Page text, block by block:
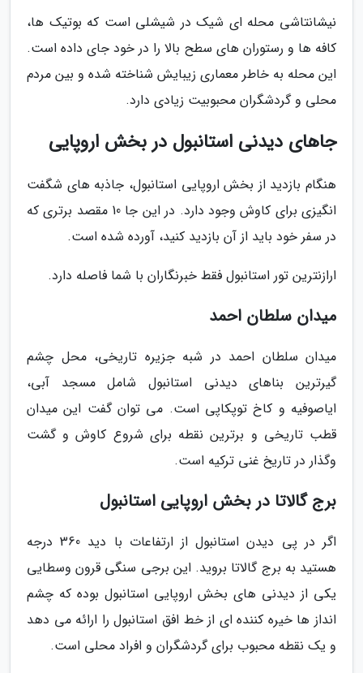
نیشانتاشی محله ای شیک در شیشلی است که بوتیک ها،
کافه ها و رستوران های سطح بالا را در خود جای داده است.
این محله به خاطر معماری زیبایش شناخته شده و بین مردم
محلی و گردشگران محبوبیت زیادی دارد.
جاهای دیدنی استانبول در بخش اروپایی
هنگام بازدید از بخش اروپایی استانبول، جاذبه های شگفت
انگیزی برای کاوش وجود دارد. در این جا 10 مقصد برتری که
در سفر خود باید از آن بازدید کنید، آورده شده است.
ارازنترین تور استانبول فقط خبرنگاران با شما فاصله دارد.
میدان سلطان احمد
میدان سلطان احمد در شبه جزیره تاریخی، محل چشم
گیرترین بناهای دیدنی استانبول شامل مسجد آبی،
ایاصوفیه و کاخ توپکاپی است. می توان گفت این میدان
قطب تاریخی و برترین نقطه برای شروع کاوش و گشت
وگذار در تاریخ غنی ترکیه است.
برج گالاتا در بخش اروپایی استانبول
اگر در پی دیدن استانبول از ارتفاعات با دید 360 درجه
هستید به برج گالاتا بروید. این برجی سنگی قرون وسطایی
یکی از دیدنی های بخش اروپایی استانبول بوده که چشم
انداز ها خیره کننده ای از خط افق استانبول را ارائه می دهد
و یک نقطه محبوب برای گردشگران و افراد محلی است.